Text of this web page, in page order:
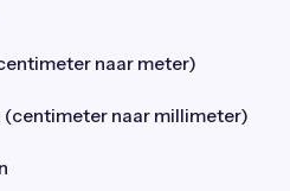
naar meter)
(centimeter naar millimeter)